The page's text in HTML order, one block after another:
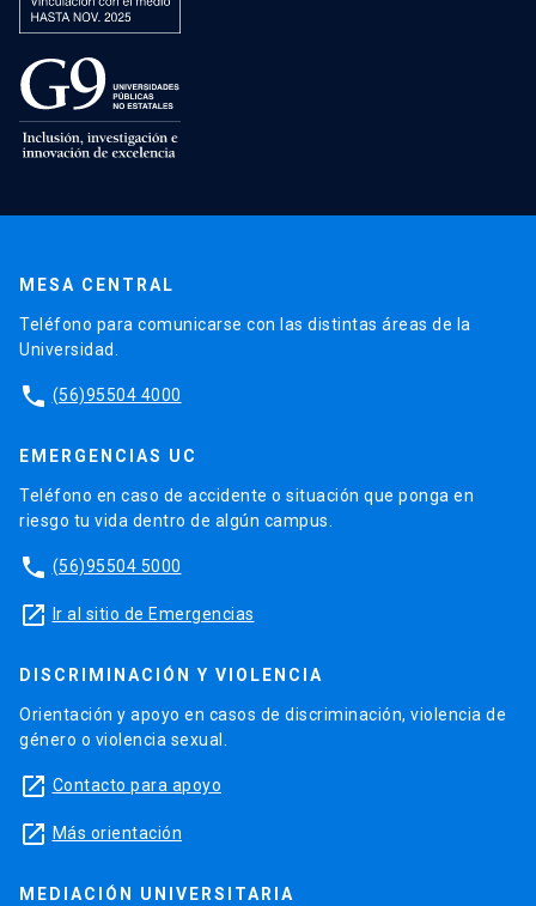
MESA CENTRAL
Teléfono para comunicarse con las distintas áreas de la
Universidad.
phone (56)95504 4000
EMERGENCIAS UC
Teléfono en caso de accidente o situación que ponga en
riesgo tu vida dentro de algún campus.
phone (56)95504 5000
launch Ir al sitio de Emergencias
DISCRIMINACIÓN Y VIOLENCIA
Orientación y apoyo en casos de discriminación, violencia de
género o violencia sexual.
launch Contacto para apoyo
launch Más orientación
MEDIACIÓN UNIVERSITARIA